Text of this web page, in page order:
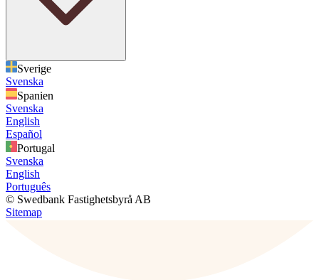
Sverige
Svenska
Spanien
Svenska
English
Español
Portugal
Svenska
English
Português
© Swedbank Fastighetsbyrå AB
Sitemap